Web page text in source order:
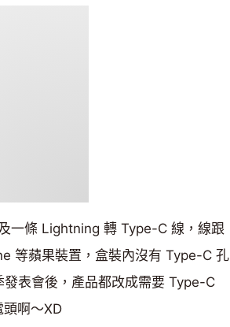
一條 Lightning 轉 Type-C 線，線跟
等蘋果裝置，盒裝內沒有 Type-C 孔
表會後，產品都改成需要 Type-C
啊～XD